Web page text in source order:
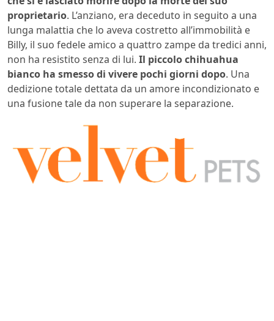
proprietario. L’anziano, era deceduto in seguito a una
lunga malattia che lo aveva costretto all’immobilità e
Billy, il suo fedele amico a quattro zampe da tredici anni,
non ha resistito senza di lui. Il piccolo chihuahua
bianco ha smesso di vivere pochi giorni dopo. Una
dedizione totale dettata da un amore incondizionato e
una fusione tale da non superare la separazione.